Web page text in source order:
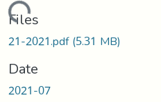
Loading...
Files
21-2021.pdf(5.31 MB)
Date
2021-07